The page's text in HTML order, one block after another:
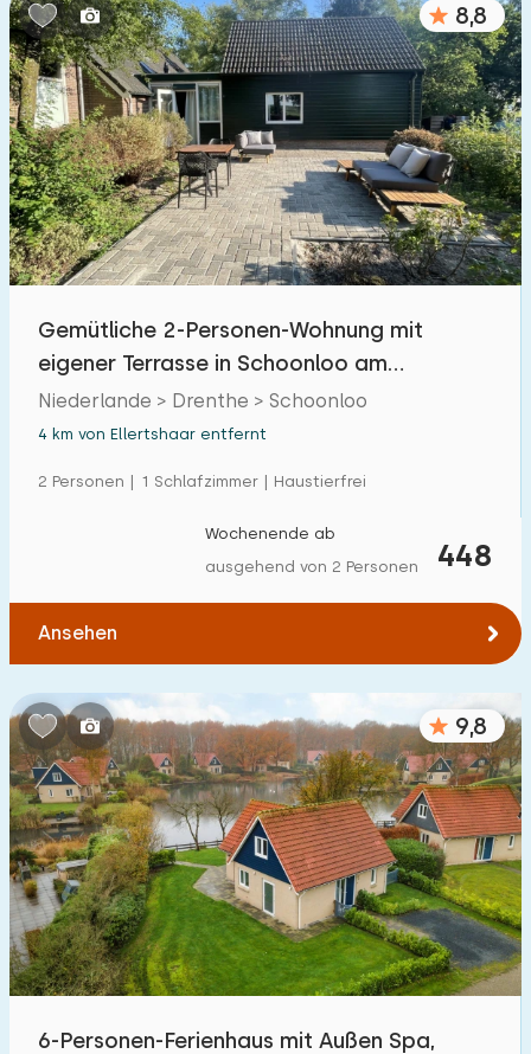
8,8
Gemütliche 2-Personen-Wohnung mit
eigener Terrasse in Schoonloo am
Waldrand
Niederlande > Drenthe > Schoonloo
4 km von Ellertshaar entfernt
2 Personen | 1 Schlafzimmer | Haustierfrei
448
Wochenende ab
ausgehend von 2 Personen
Ansehen
9,8
6-Personen-Ferienhaus mit Außen Spa,